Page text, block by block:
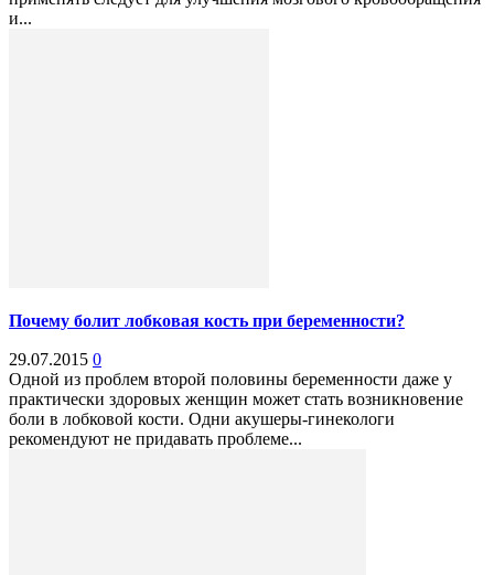
и...
Почему болит лобковая кость при беременности?
29.07.2015 0
Одной из проблем второй половины беременности даже у
практически здоровых женщин может стать возникновение
боли в лобковой кости. Одни акушеры-гинекологи
рекомендуют не придавать проблеме...